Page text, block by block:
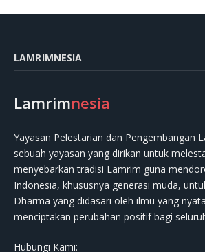
LAMRIMNESIA
Lamrimnesia
Yayasan Pelestarian dan Pengembangan
sebuah yayasan yang dirikan untuk
menyebarkan tradisi Lamrim guna
Indonesia, khususnya generasi muda,
Dharma yang didasari oleh ilmu yang
menciptakan perubahan positif bagi
Hubungi Kami: